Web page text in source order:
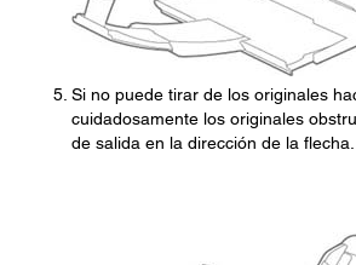
Si no puede tirar de los originales
cuidadosamente los originales
de salida en la dirección de la flecha.